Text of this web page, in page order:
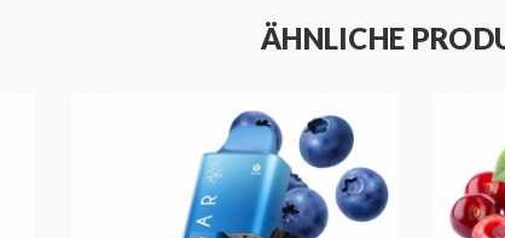
ÄHNLICHE